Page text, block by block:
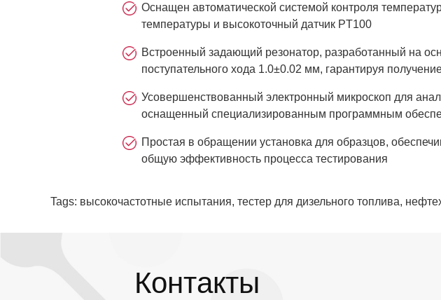
Оснащен автоматической системой контроля
температуры и высокоточный датчик PT100
Встроенный задающий резонатор, разработанный на
поступательного хода 1.0±0.02 мм, гарантируя
Усовершенствованный электронный микроскоп для
оснащенный специализированным программным
Простая в обращении установка для образцов,
общую эффективность процесса тестирования
Tags: высокочастотные испытания, тестер для дизельного топлива,
Контакты